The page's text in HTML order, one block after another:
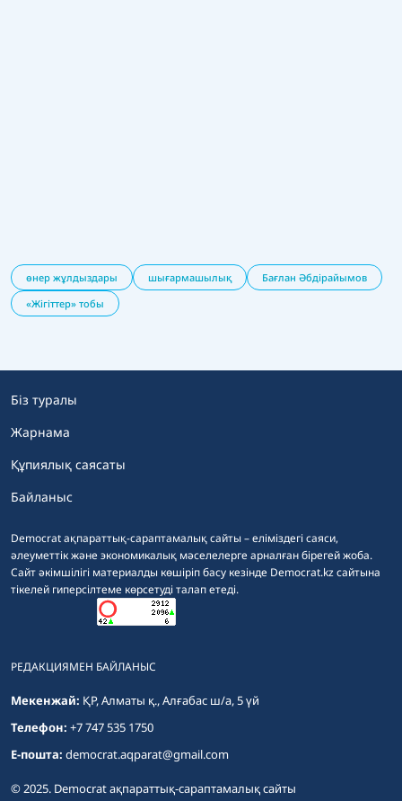
өнер жұлдыздары шығармашылық
Бағлан Әбдірайымов
«Жігіттер» тобы
Democrat ақпараттық-сараптамалық сайты – еліміздегі саяси,
әлеуметтік және экономикалық мәселелерге арналған бірегей жоба.
Сайт әкімшілігі материалды көшіріп басу кезінде Democrat.kz сайтына
тікелей гиперсілтеме көрсетуді талап етеді.
Біз туралы
Жарнама
Құпиялық саясаты
Байланыс
РЕДАКЦИЯМЕН БАЙЛАНЫС
Мекенжай: ҚР, Алматы қ., Алғабас ш/а, 5 үй
Телефон: +7 747 535 1750
E-пошта: democrat.aqparat@gmail.com
© 2025. Democrat ақпараттық-сараптамалық сайты